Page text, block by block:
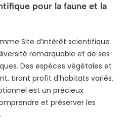
pour la faune et la
Site d’intérêt scientifique
remarquable et de ses
Des espèces végétales et
tirant profit d’habitats variés.
est un précieux
et préserver les